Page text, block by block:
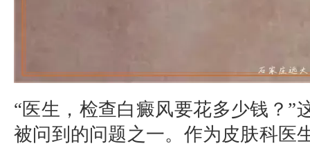
“医生，检查白癜风要花多少钱？”
被问到的问题之一。作为皮肤科医